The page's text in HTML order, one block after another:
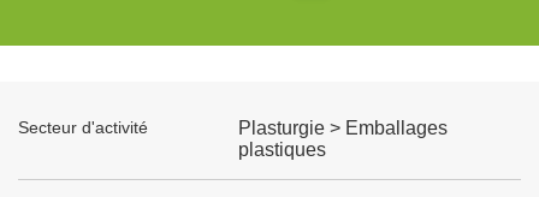
Secteur d'activité
Plasturgie > Emballages
plastiques